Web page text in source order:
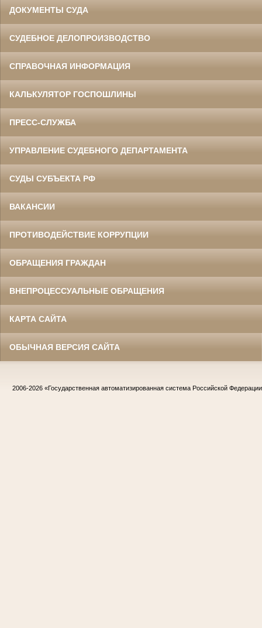
ДОКУМЕНТЫ СУДА
СУДЕБНОЕ ДЕЛОПРОИЗВОДСТВО
СПРАВОЧНАЯ ИНФОРМАЦИЯ
КАЛЬКУЛЯТОР ГОСПОШЛИНЫ
ПРЕСС-СЛУЖБА
УПРАВЛЕНИЕ СУДЕБНОГО ДЕПАРТАМЕНТА
СУДЫ СУБЪЕКТА РФ
ВАКАНСИИ
ПРОТИВОДЕЙСТВИЕ КОРРУПЦИИ
ОБРАЩЕНИЯ ГРАЖДАН
ВНЕПРОЦЕССУАЛЬНЫЕ ОБРАЩЕНИЯ
КАРТА САЙТА
ОБЫЧНАЯ ВЕРСИЯ САЙТА
2006-2026 «Государственная автоматизированная система Российской